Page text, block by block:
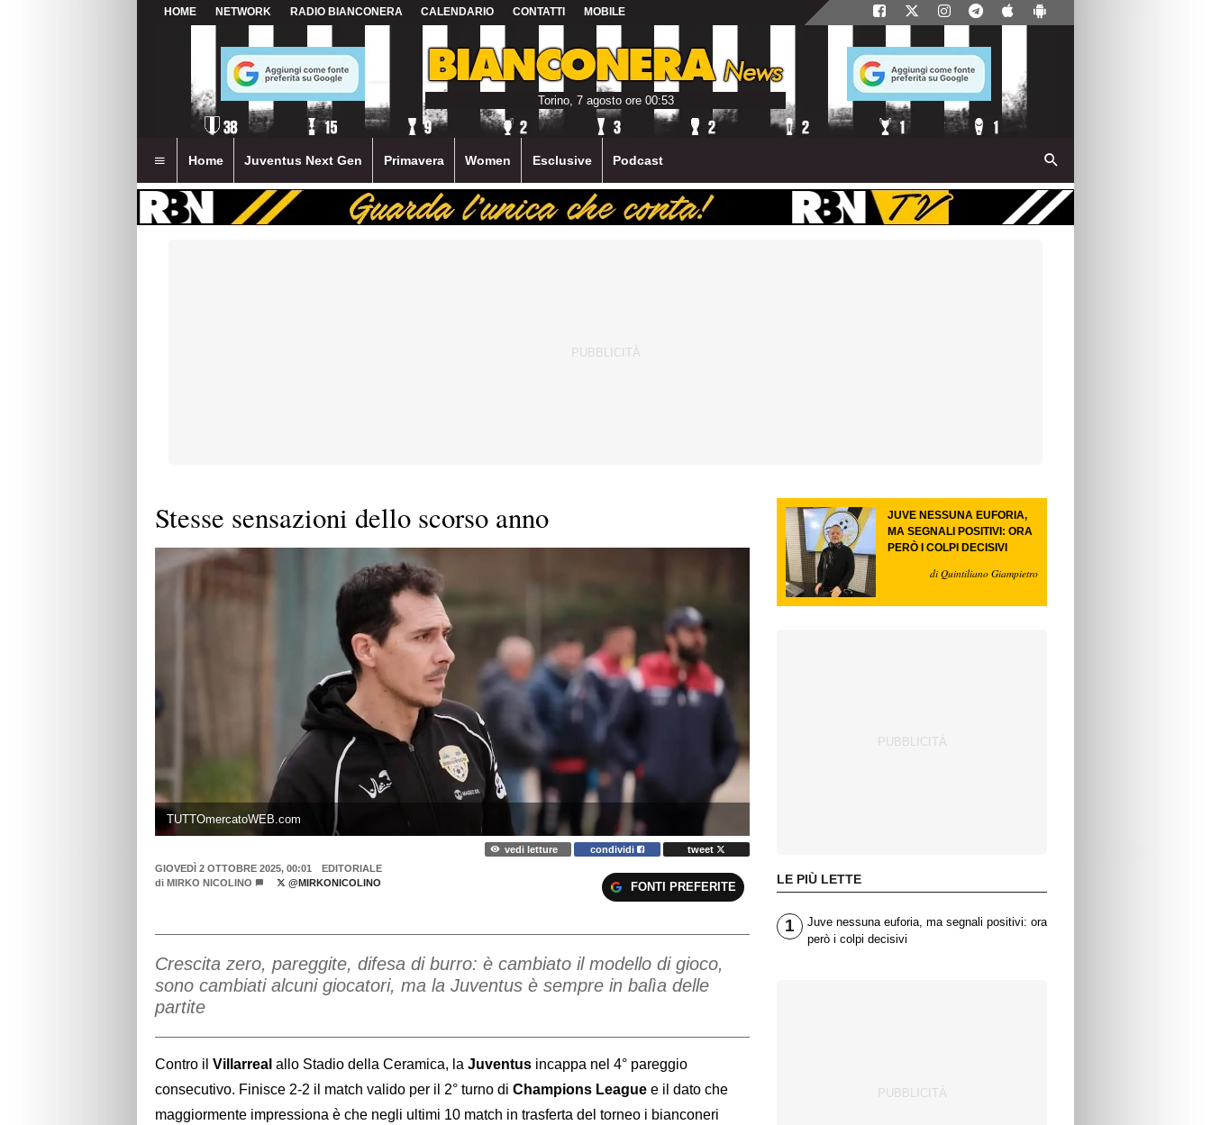
HOME NETWORK RADIO BIANCONERA CALENDARIO CONTATTI MOBILE
Torino, 7 agosto ore 00:53
Home Juventus Next Gen Primavera Women Esclusive Podcast
Stesse sensazioni dello scorso anno
TUTTOmercatoWEB.com
vedi letture condividi
tweet
GIOVEDÌ 2 OTTOBRE 2025, 00:01
EDITORIALE
di MIRKO NICOLINO @MIRKONICOLINO FONTI PREFERITE
Crescita zero, pareggite, difesa di burro: è cambiato il modello di gioco,
sono cambiati alcuni giocatori, ma la Juventus è sempre in balìa delle
partite
Contro il Villarreal allo Stadio della Ceramica, la Juventus incappa nel 4° pareggio
consecutivo. Finisce 2-2 il match valido per il 2° turno di Champions League e il dato che
maggiormente impressiona è che negli ultimi 10 match in trasferta del torneo i bianconeri
JUVE NESSUNA EUFORIA,
MA SEGNALI POSITIVI: ORA
PERÒ I COLPI DECISIVI
di Quintiliano Giampietro
LE PIÙ LETTE
1
Juve nessuna euforia, ma segnali positivi: ora
però i colpi decisivi